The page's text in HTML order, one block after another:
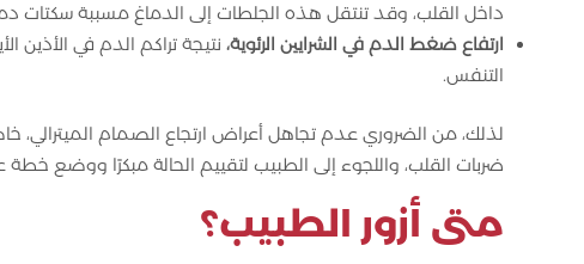
داخل القلب، وقد تنتقل هذه الجلطات إلى الدماغ مسببة سكتات
ارتفاع ضغط الدم في الشرايين الرئوية، نتيجة تراكم الدم في الأذين
التنفس.
لذلك، من الضروري عدم تجاهل أعراض ارتجاع الصمام
ضربات القلب، واللجوء إلى الطبيب لتقييم الحالة مبكرًا ووضع
متى أزور الطبيب؟